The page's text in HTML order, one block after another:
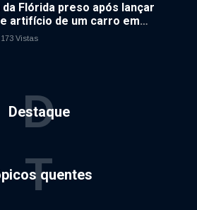
da Flórida preso após lançar
artifício de um carro em
173 Vistas
Destaque
D
quentes
T